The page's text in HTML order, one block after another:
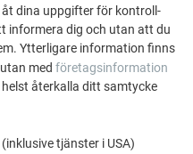
du avlägsna kanten som
slippapper.
dina uppgifter för kontroll-
informera dig och utan att du
Ytterligare information finns
med företagsinformation
återkalla ditt samtycke
tjänster i USA)